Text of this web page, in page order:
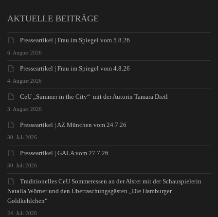
AKTUELLE BEITRÄGE
Presseartikel | Frau im Spiegel vom 5.8.26
6. August 2026
Presseartikel | Frau im Spiegel vom 4.8.26
4. August 2026
CeU „Summer in the City“ mit der Autorin Tamara Dietl
3. August 2026
Presseartikel | AZ München vom 24.7.26
30. Juli 2026
Presseartikel | GALA vom 27.7.26
30. Juli 2026
Traditionelles CeU Sommeressen an der Alster mit der Schauspielerin
Natalia Wörner und den Überraschungsgästen „Die Hamburger
Goldkehlchen“
24. Juli 2026